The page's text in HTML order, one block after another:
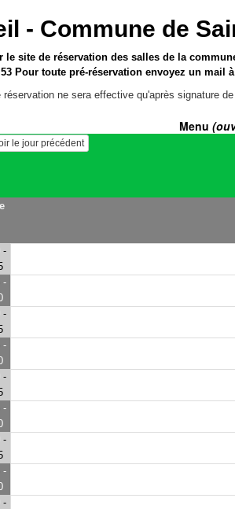
- Commune de
le sitede réservation des salles de la
Pour toute pré-réservation envoyez un mail
réservation ne sera effective qu'après signature
Menu
le jour précédent
-
-
-
-
-
-
-
-
-